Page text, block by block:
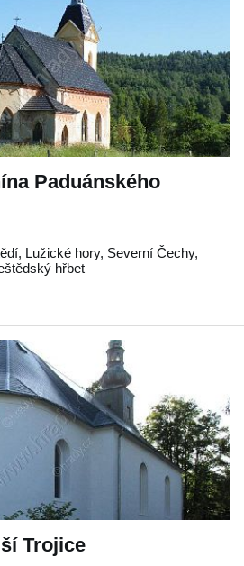
Paduánského
, Lužické hory, Severní Čechy,
hřbet
Trojice